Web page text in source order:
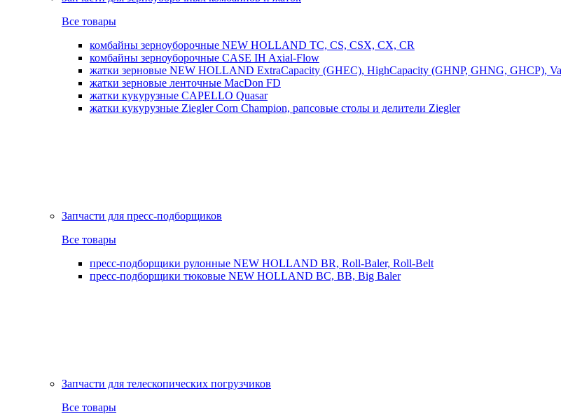
Все товары
комбайны зерноуборочные NEW HOLLAND TC, CS, CSX, CX, CR
комбайны зерноуборочные CASE IH Axial-Flow
жатки зерновые NEW HOLLAND ExtraCapacity (GHEC), HighCapacity (GHNP, GHNG, GHCP),
жатки зерновые ленточные MacDon FD
жатки кукурузные CAPELLO Quasar
жатки кукурузные Ziegler Corn Champion, рапсовые столы и делители Ziegler
Запчасти для пресс-подборщиков
Все товары
пресс-подборщики рулонные NEW HOLLAND BR, Roll-Baler, Roll-Belt
пресс-подборщики тюковые NEW HOLLAND BC, BB, Big Baler
Запчасти для телескопических погрузчиков
Все товары